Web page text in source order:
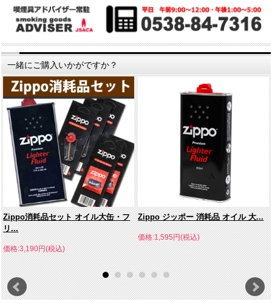
一緒にご購入いかがですか？
Zippo消耗品セット オイル大缶・フ
リ...
価格:3,190円(税込)
Zippo ジッポー 消耗品 オイル 大...
価格:1,595円(税込)